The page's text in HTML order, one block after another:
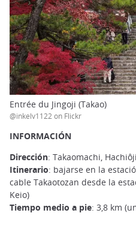
Entrée du Jingoji (Takao)
@inkelv1122 on Flickr
INFORMACIÓN
Dirección: Takaomachi,
Itinerario: bajarse en la
cable Takaotozan desde la
Keio)
Tiempo medio a pie: 3,8 km